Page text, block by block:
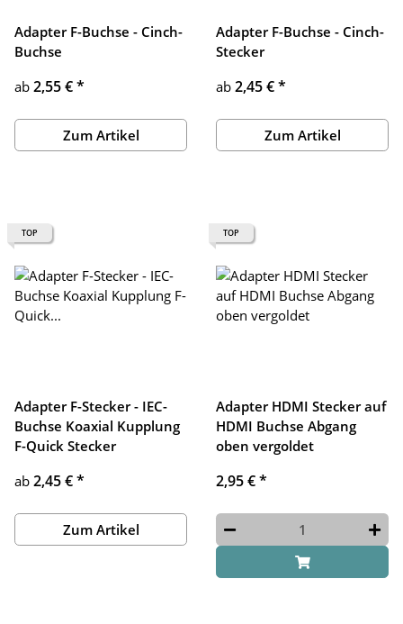
Adapter F-Buchse - Cinch-
Buchse
ab 2,55 €*
Zum Artikel
Adapter F-Buchse - Cinch-
Stecker
ab 2,45 €*
Zum Artikel
TOP
Adapter F-Stecker - IEC-
Buchse Koaxial Kupplung
F-Quick Stecker
ab 2,45 €*
Zum Artikel
TOP
Adapter HDMI Stecker auf
HDMI Buchse Abgang
oben vergoldet
2,95 €*